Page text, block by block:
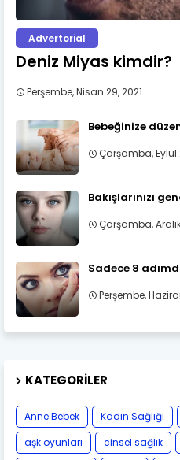
Advertorial
Deniz Miyas kimdir?
Perşembe, Nisan 29, 2021
Bebeğinize
Çarşamba, Eylül
Bakışlarınızı
Çarşamba,
Sadece 8
Perşembe,
KATEGORILER
Anne Bebek Kadın Sağlığı
aşk oyunları
cinsel sağlık